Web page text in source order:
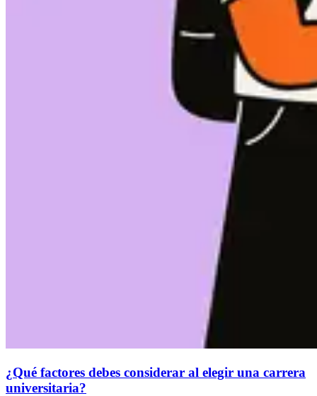
¿Qué factores debes considerar al elegir una carrera
universitaria?